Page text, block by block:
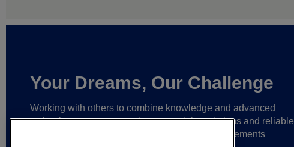
Your Dreams, Our Challenge
Working with others to combine knowledge and advanced
technology,we create unique materials, solutions and reliable
that help make ever greater achievements